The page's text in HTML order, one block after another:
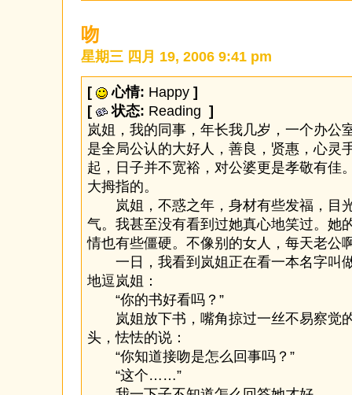
吻
星期三 四月 19, 2006 9:41 pm
[ 心情: Happy ]
[
状态: Reading ]
岚姐，我的同事，年长我几岁，一个办公
是全局公认的大好人，善良，贤惠，心灵
起，日子并不宽裕，对公婆更是孝敬有佳
大拇指的。
岚姐，不惑之年，身材有些发福，目
气。我甚至没有看到过她真心地笑过。她
情也有些僵硬。不像别的女人，每天老公
一日，我看到岚姐正在看一本名字叫
地逗岚姐：
“你的书好看吗？”
岚姐放下书，嘴角掠过一丝不易察觉
头，怯怯的说：
“你知道接吻是怎么回事吗？”
“这个……”